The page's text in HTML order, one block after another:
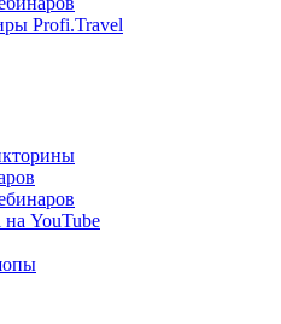
Profi.Travel
YouTube